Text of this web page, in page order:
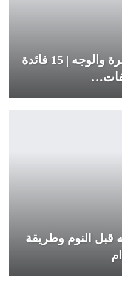
فوائد زيت لبان الذكر للبشرة والوجه | 15 فائدة
قبل النوم وطريقة